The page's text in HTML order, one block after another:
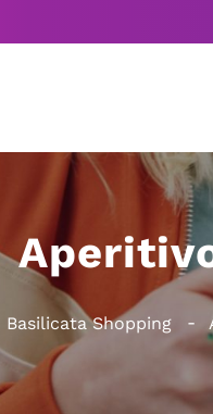
Basilicata Shopping